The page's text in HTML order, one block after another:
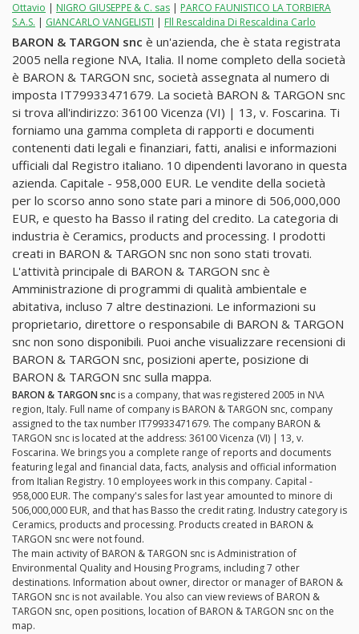
Ottavio | NIGRO GIUSEPPE & C. sas | PARCO FAUNISTICO LA TORBIERA
S.A.S. | GIANCARLO VANGELISTI | Fll Rescaldina Di Rescaldina Carlo
BARON & TARGON snc è un'azienda, che è stata registrata
2005 nella regione N\A, Italia. Il nome completo della società
è BARON & TARGON snc, società assegnata al numero di
imposta IT79933471679. La società BARON & TARGON snc
si trova all'indirizzo: 36100 Vicenza (VI) | 13, v. Foscarina. Ti
forniamo una gamma completa di rapporti e documenti
contenenti dati legali e finanziari, fatti, analisi e informazioni
ufficiali dal Registro italiano. 10 dipendenti lavorano in questa
azienda. Capitale - 958,000 EUR. Le vendite della società
per lo scorso anno sono state pari a minore di 506,000,000
EUR, e questo ha Basso il rating del credito. La categoria di
industria è Ceramics, products and processing. I prodotti
creati in BARON & TARGON snc non sono stati trovati.
L'attività principale di BARON & TARGON snc è
Amministrazione di programmi di qualità ambientale e
abitativa, incluso 7 altre destinazioni. Le informazioni su
proprietario, direttore o responsabile di BARON & TARGON
snc non sono disponibili. Puoi anche visualizzare recensioni di
BARON & TARGON snc, posizioni aperte, posizione di
BARON & TARGON snc sulla mappa.
BARON & TARGON snc is a company, that was registered 2005 in N\A
region, Italy. Full name of company is BARON & TARGON snc, company
assigned to the tax number IT79933471679. The company BARON &
TARGON snc is located at the address: 36100 Vicenza (VI) | 13, v.
Foscarina. We brings you a complete range of reports and documents
featuring legal and financial data, facts, analysis and official information
from Italian Registry. 10 employees work in this company. Capital -
958,000 EUR. The company's sales for last year amounted to minore di
506,000,000 EUR, and that has Basso the credit rating. Industry category is
Ceramics, products and processing. Products created in BARON &
TARGON snc were not found.
The main activity of BARON & TARGON snc is Administration of
Environmental Quality and Housing Programs, including 7 other
destinations. Information about owner, director or manager of BARON &
TARGON snc is not available. You also can view reviews of BARON &
TARGON snc, open positions, location of BARON & TARGON snc on the
map.